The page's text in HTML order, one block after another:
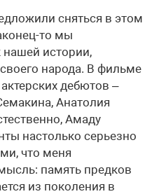
сняться в этом
то мы
истории,
народа. В фильме
дебютов –
Анатолия
Амаду
настолько серьезно
что меня
память предков
из поколения в